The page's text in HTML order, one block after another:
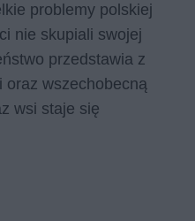
problemy polskiej
nie skupiali swojej
przedstawia z
oraz wszechobecną
wsi staje się